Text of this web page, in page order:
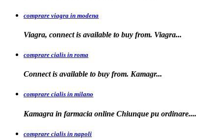
comprare viagra in modena
Viagra, connect is available to buy from. Viagra...
comprare cialis in roma
Connect is available to buy from. Kamagr...
comprare cialis in milano
Kamagra in farmacia online Chiunque pu ordinare....
comprare cialis in napoli